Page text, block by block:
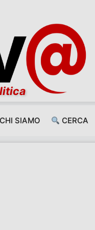
SIAMO CERCA